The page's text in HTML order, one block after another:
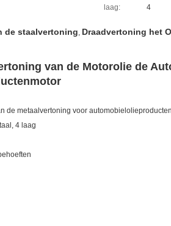
laag: 4
de staalvertoning, Draadvertoning het
van de Motorolie de
de metaalvertoning voor
4 laag